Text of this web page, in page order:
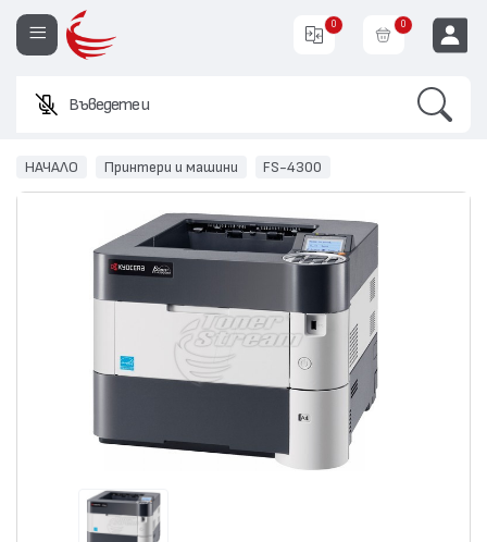
Въведете име или
0 0
НАЧАЛО Принтери и машини FS-4300